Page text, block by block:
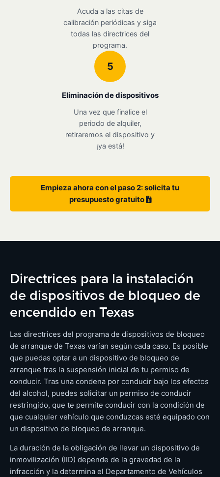
Acuda a las citas de
calibración periódicas y siga
todas las directrices del
programa.
5
Eliminación de dispositivos
Una vez que finalice el
periodo de alquiler,
retiraremos el dispositivo y
¡ya está!
Empieza ahora con el paso 2: solicita tu
presupuesto gratuito
Directrices para la instalación
de dispositivos de bloqueo de
encendido en Texas
Las directrices del programa de dispositivos de bloqueo
de arranque de Texas varían según cada caso. Es posible
que puedas optar a un dispositivo de bloqueo de
arranque tras la suspensión inicial de tu permiso de
conducir. Tras una condena por conducir bajo los efectos
del alcohol, puedes solicitar un permiso de conducir
restringido, que te permite conducir con la condición de
que cualquier vehículo que conduzcas esté equipado con
un dispositivo de bloqueo de arranque.
La duración de la obligación de llevar un dispositivo de
inmovilización (IID) depende de la gravedad de la
infracción y la determina el Departamento de Vehículos